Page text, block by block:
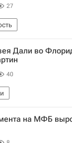
27
Дали во
40
на МФБ